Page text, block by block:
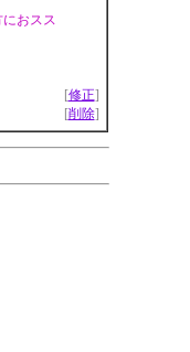
おスス
[修正]
[削除]